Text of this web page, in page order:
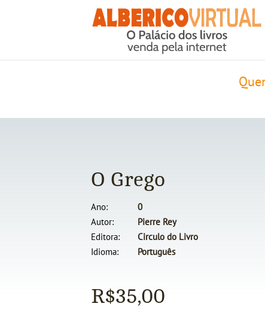
O Grego
Ano
0
Autor
Pierre Rey
Editora
Circulo do Livro
Idioma
Português
R$35,00